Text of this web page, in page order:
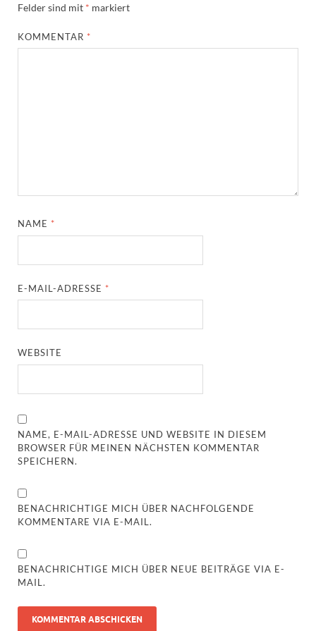
Felder sind mit * markiert
KOMMENTAR *
NAME *
E-MAIL-ADRESSE *
WEBSITE
NAME, E-MAIL-ADRESSE UND WEBSITE IN DIESEM
BROWSER FÜR MEINEN NÄCHSTEN KOMMENTAR
SPEICHERN.
BENACHRICHTIGE MICH ÜBER NACHFOLGENDE
KOMMENTARE VIA E-MAIL.
BENACHRICHTIGE MICH ÜBER NEUE BEITRÄGE VIA E-
MAIL.